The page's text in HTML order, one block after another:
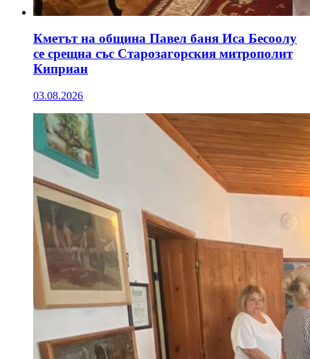
Кметът на община Павел баня Иса Бесоолу
се срещна със Старозагорския митрополит
Киприан
03.08.2026